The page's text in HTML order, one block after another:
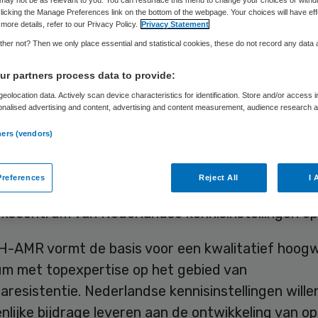
Skipr Redactie 14 juli 2015,10:04 24 keer gelezen
van het UMC Utrecht, de Universiteit
UR hebben het initiatief genomen om
hiertoe onder de naam Netherlands Center
AntiMicrobialResistance (NCOH-AMR) een
van Nederlandse kennisinstellingen
AMR vormt de basis voor een kwalitatief
met topexpertise op het gebied van
Nederlandse kennisinstellingen
bijdrage leveren aan de ontwikkeling van
the Manage Preferences link on the bottom of the webpage. Your choices will have
details, refer to our Privacy Policy. Privacy Statement
not? Then we only place essential and statistical cookies, these do not record any data
partners process data to provide:
data. Actively scan device characteristics for identification. Store and/or access
advertising and content, advertising and content measurement, audience research
(vendors)
Reject All I